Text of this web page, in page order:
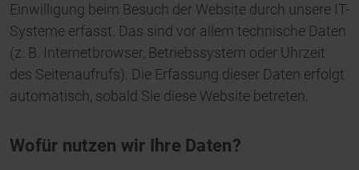
Einwilligung beim Besuch der Website durch unsere IT-
Systeme erfasst. Das sind vor allem technische Daten
(z. B. Internetbrowser, Betriebssystem oder Uhrzeit
des Seitenaufrufs). Die Erfassung dieser Daten erfolgt
automatisch, sobald Sie diese Website betreten.
Wofür nutzen wir Ihre Daten?